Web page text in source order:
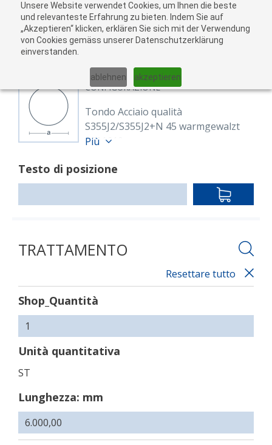
Unsere Website verwendet Cookies, um Ihnen die beste
und relevanteste Erfahrung zu bieten. Indem Sie auf
„Akzeptieren“ klicken, erklären Sie sich mit der Verwendung
von Cookies gemäss unserer Datenschutzerklärung
einverstanden.
ablehnen akzeptieren
01 02
CONFIGURAZIONE
Tondo Acciaio qualità
S355J2/S355J2+N 45 warmgewalzt
8601610
EN 10025-2, EN 10060
warmgewalzt
Più
Testo di posizione
IN
TRATTAMENTO
Resettare tutto
Shop_Quantità
Unità quantitativa
ST
Lunghezza: mm